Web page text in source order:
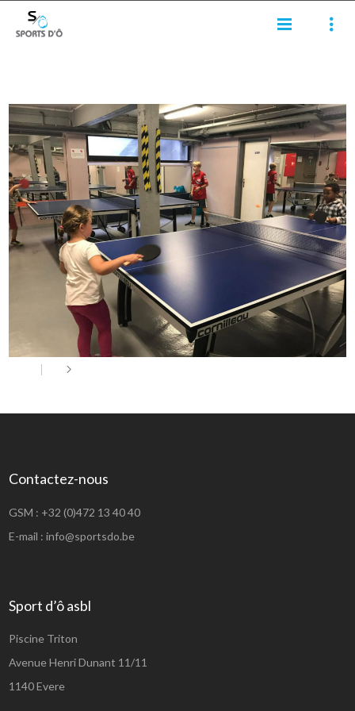
Contactez-nous
GSM : +32 (0)472 13 40 40
E-mail :info@sportsdo.be
Sport d’ô asbl
Piscine Triton
Avenue Henri Dunant 11/11
1140 Evere